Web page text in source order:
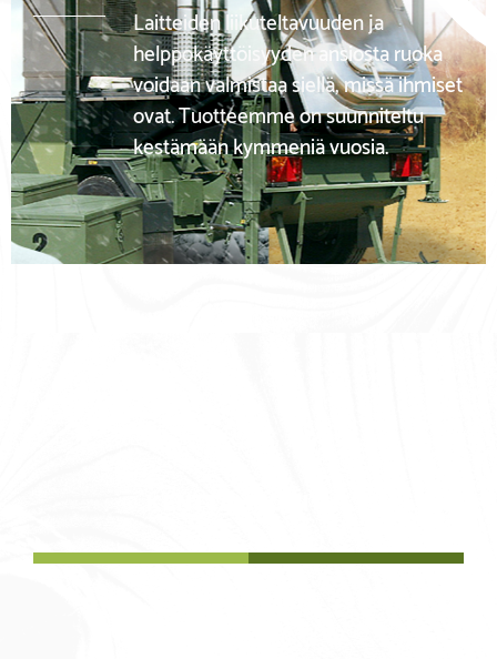
Laitteiden liikuteltavuuden ja
helppokäyttöisyyden ansiosta ruoka
voidaan valmistaa siellä, missä ihmiset
ovat. Tuotteemme on suunniteltu
kestämään kymmeniä vuosia.